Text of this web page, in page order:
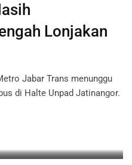
Lonjakan
Jabar Trans menunggu
di Halte Unpad Jatinangor.